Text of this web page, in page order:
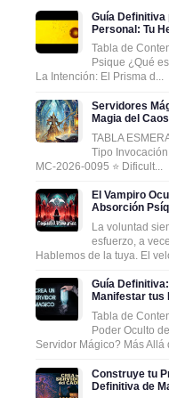
Guía Definitiva
Personal: Tu
Tabla de
Psique ¿Qué
La Intención: El Prisma d...
Servidores
Magia del
TABLA
Tipo
MC-2026-0095 ⭐ Dificult...
El Vampiro
Absorción
La voluntad
esfuerzo, a
Hablemos de la tuya. El
Guía
Manifestar tus
Tabla de
Poder Oculto
Servidor Mágico? Más Allá
Construye tu
Definitiva de